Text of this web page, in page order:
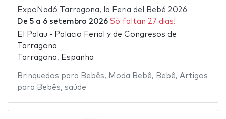
ExpoNadó Tarragona, la Feria del Bebé 2026
De 5a 6 setembro 2026 Só faltan 27 dias!
El Palau - Palacio Ferial y de Congresos de
Tarragona
Tarragona, Espanha
Brinquedos para Bebês, Moda Bebê, Bebê, Artigos
para Bebês, saúde